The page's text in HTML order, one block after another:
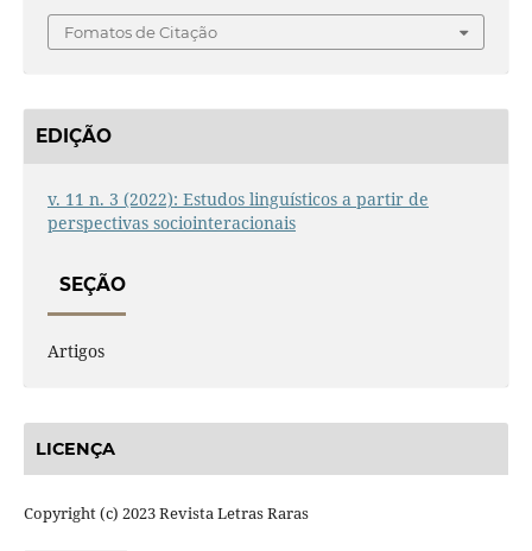
Fomatos de Citação
EDIÇÃO
v. 11 n. 3 (2022): Estudos linguísticos a partir de
perspectivas sociointeracionais
SEÇÃO
Artigos
LICENÇA
Copyright (c) 2023 Revista Letras Raras